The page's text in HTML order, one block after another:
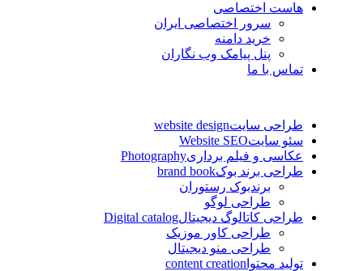
هاست اختصاصی
سرور اختصاصی ایران
خرید دامنه
پنل پیامک وب نگاران
تماس با ما
طراحی سایتwebsite design
سئو سایتWebsite SEO
عکاسی و فیلم برداریPhotography
طراحی برند بوکbrand book
برندبوک رستوران
طراحی لوگو
طراحی کاتالوگ دیجیتالDigital catalog
طراحی کاور موزیک
طراحی منو دیجیتال
تولید محتوا content creation